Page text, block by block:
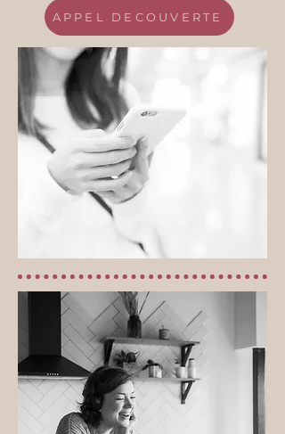
APPEL DECOUVERTE